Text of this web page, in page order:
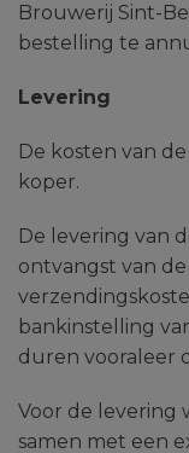
Brouwerij Sint-
bestelling te
Levering
De kosten van
koper.
De levering van
ontvangst van
bankinstelling
duren vooraleer
Voor de levering
samen met een